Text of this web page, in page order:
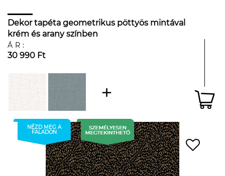
Dekor tapéta geometrikus pöttyös mintával
krém és arany színben
ÁR:
30 990 Ft
NÉZD MEG A
FALADON